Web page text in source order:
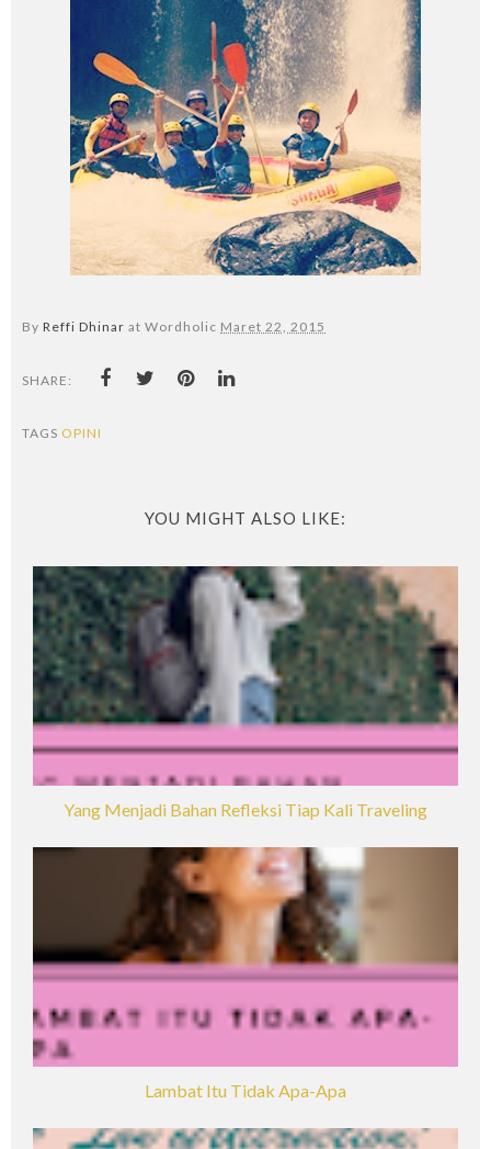
By Reffi Dhinar at Wordholic Maret 22, 2015
SHARE:
TAGS OPINI
YOU MIGHT ALSO LIKE:
Yang Menjadi Bahan Refleksi Tiap Kali Traveling
Lambat Itu Tidak Apa-Apa